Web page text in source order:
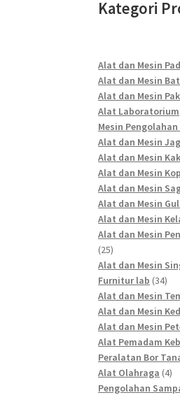
Kategori
Alat dan Mesin
Alat dan Mesin
Alat dan Mesin
Alat Laboratorium
Mesin
Alat dan Mesin
Alat dan Mesin
Alat dan Mesin
Alat dan Mesin
Alat dan Mesin
Alat dan Mesin
Alat dan Mesin
2525
products
Alat dan Mesin
Furnitur lab 3434
Alat dan Mesin
Alat dan Mesin
Alat dan Mesin
Alat Pemadam
Peralatan Bor
Alat Olahraga 44
Pengolahan